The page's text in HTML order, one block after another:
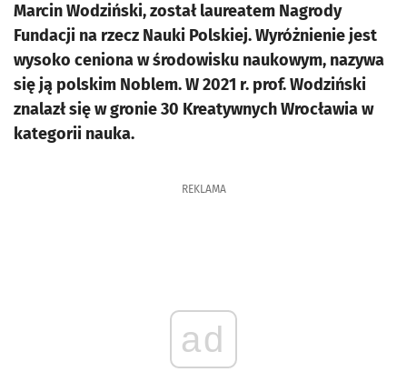
Marcin Wodziński, został laureatem Nagrody
Fundacji na rzecz Nauki Polskiej. Wyróżnienie jest
wysoko ceniona w środowisku naukowym, nazywa
się ją polskim Noblem. W 2021 r. prof. Wodziński
znalazł się w gronie 30 Kreatywnych Wrocławia w
kategorii nauka.
REKLAMA
ad